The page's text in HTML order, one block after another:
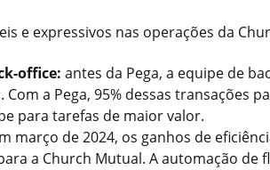
e expressivos nas operações da
office: antes da Pega, a equipe de
a Pega, 95% dessas transações
para tarefas de maior valor.
março de 2024, os ganhos de
a Church Mutual. A automação de